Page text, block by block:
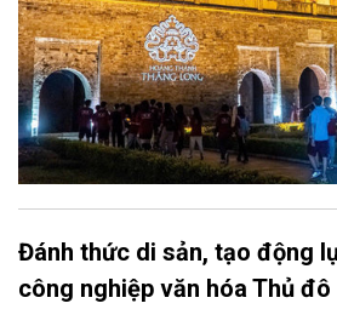
Đánh thức di sản, tạo động
công nghiệp văn hóa Thủ đô